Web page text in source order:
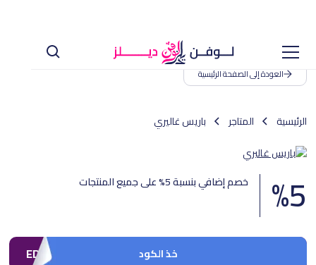
العودة إلى الصفحة الرئيسية
الرئيسية المتاجر باريس غاليري
5
% خصم إضافي بنسبة 5% على جميع المنتجات
EDC خذ الكود